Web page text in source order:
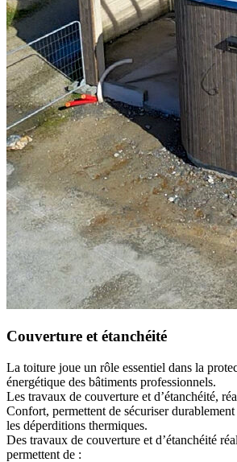
Couverture et étanchéité
La toiture joue un rôle essentiel dans la
énergétique des bâtiments professionnels.
Les travaux de couverture et d’étanchéité,
Confort, permettent de sécuriser
les déperditions thermiques.
Des travaux de couverture et d’étanchéité
permettent de :